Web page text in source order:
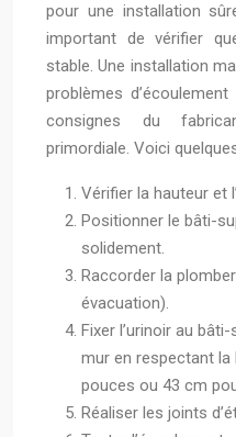
pour une installation
important de vérifier
stable. Une installation
problèmes
consignes du
primordiale. Voici
Vérifier la hauteur et
Positionner le bâti-
solidement.
Raccorder la
évacuation).
Fixer l’urinoir au
mur en respectant
pouces ou 43 cm
Réaliser les joints